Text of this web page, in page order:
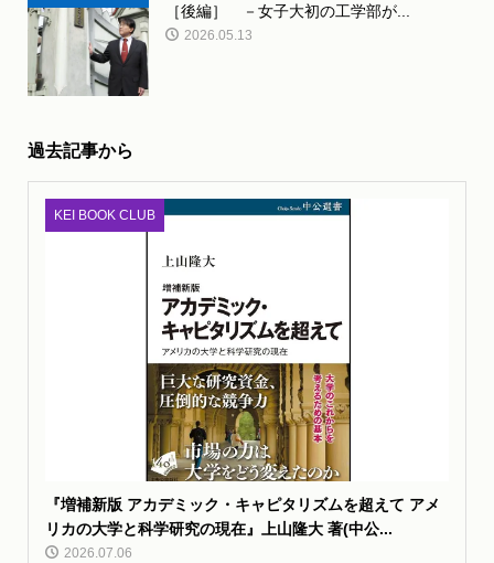
ー
［後編］ －女子大初の工学部が...
2026.05.13
過去記事から
KEI BOOK CLUB
『増補新版 アカデミック・キャピタリズムを超えて アメ
リカの大学と科学研究の現在』上山隆大 著(中公...
2026.07.06